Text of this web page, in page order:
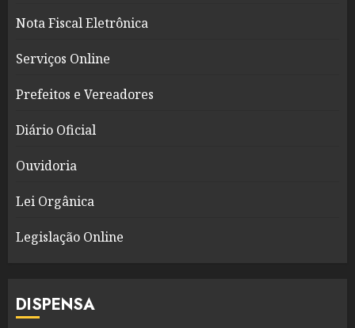
Nota Fiscal Eletrônica
Serviços Online
Prefeitos e Vereadores
Diário Oficial
Ouvidoria
Lei Orgânica
Legislação Online
DISPENSA